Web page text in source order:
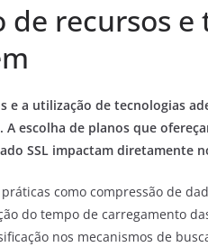
de recursos e
e a utilização de tecnologias
escolha de planos que
SSL impactam diretamente
como compressão de
do tempo de carregamento
nos mecanismos de